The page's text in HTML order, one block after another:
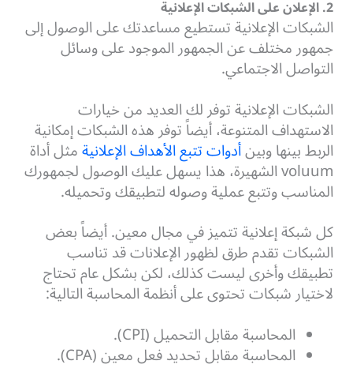
2. الإعلان على الشبكات الإعلانية
الشبكات الإعلانية تستطيع مساعدتك على الوصول إلى
جمهور مختلف عن الجمهور الموجود على وسائل
التواصل الاجتماعي.
الشبكات الإعلانية توفر لك العديد من خيارات
الاستهداف المتنوعة، أيضاً توفر هذه الشبكات إمكانية
الربط بينها وبينأدوات تتبع الأهدافالإعلانيةمثلأداة
voluum الشهيرة، هذا يسهل عليك الوصول لجمهورك
المناسب وتتبع عملية وصوله لتطبيقك وتحميله.
كل شبكة إعلانية تتميز في مجال معين. أيضاً بعض
الشبكات تقدم طرق لظهور الإعلانات قد تناسب
تطبيقك وأخرى ليست كذلك، لكن بشكل عام تحتاج
لاختيار شبكات تحتوى على أنظمة المحاسبة التالية:
المحاسبة مقابل التحميل (CPI).
المحاسبة مقابل تحديد فعل معين (CPA).